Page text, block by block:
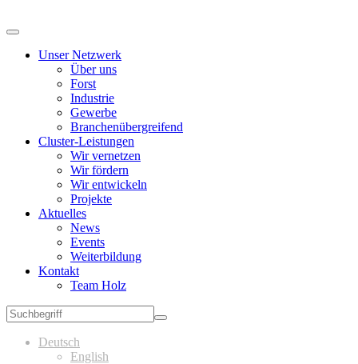
Unser Netzwerk
Über uns
Forst
Industrie
Gewerbe
Branchenübergreifend
Cluster-Leistungen
Wir vernetzen
Wir fördern
Wir entwickeln
Projekte
Aktuelles
News
Events
Weiterbildung
Kontakt
Team Holz
Deutsch
English